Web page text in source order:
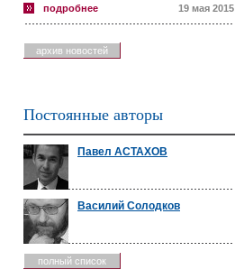
подробнее 19 мая 2015
архив новостей
Постоянные авторы
Павел АСТАХОВ
Василий Солодков
полный список